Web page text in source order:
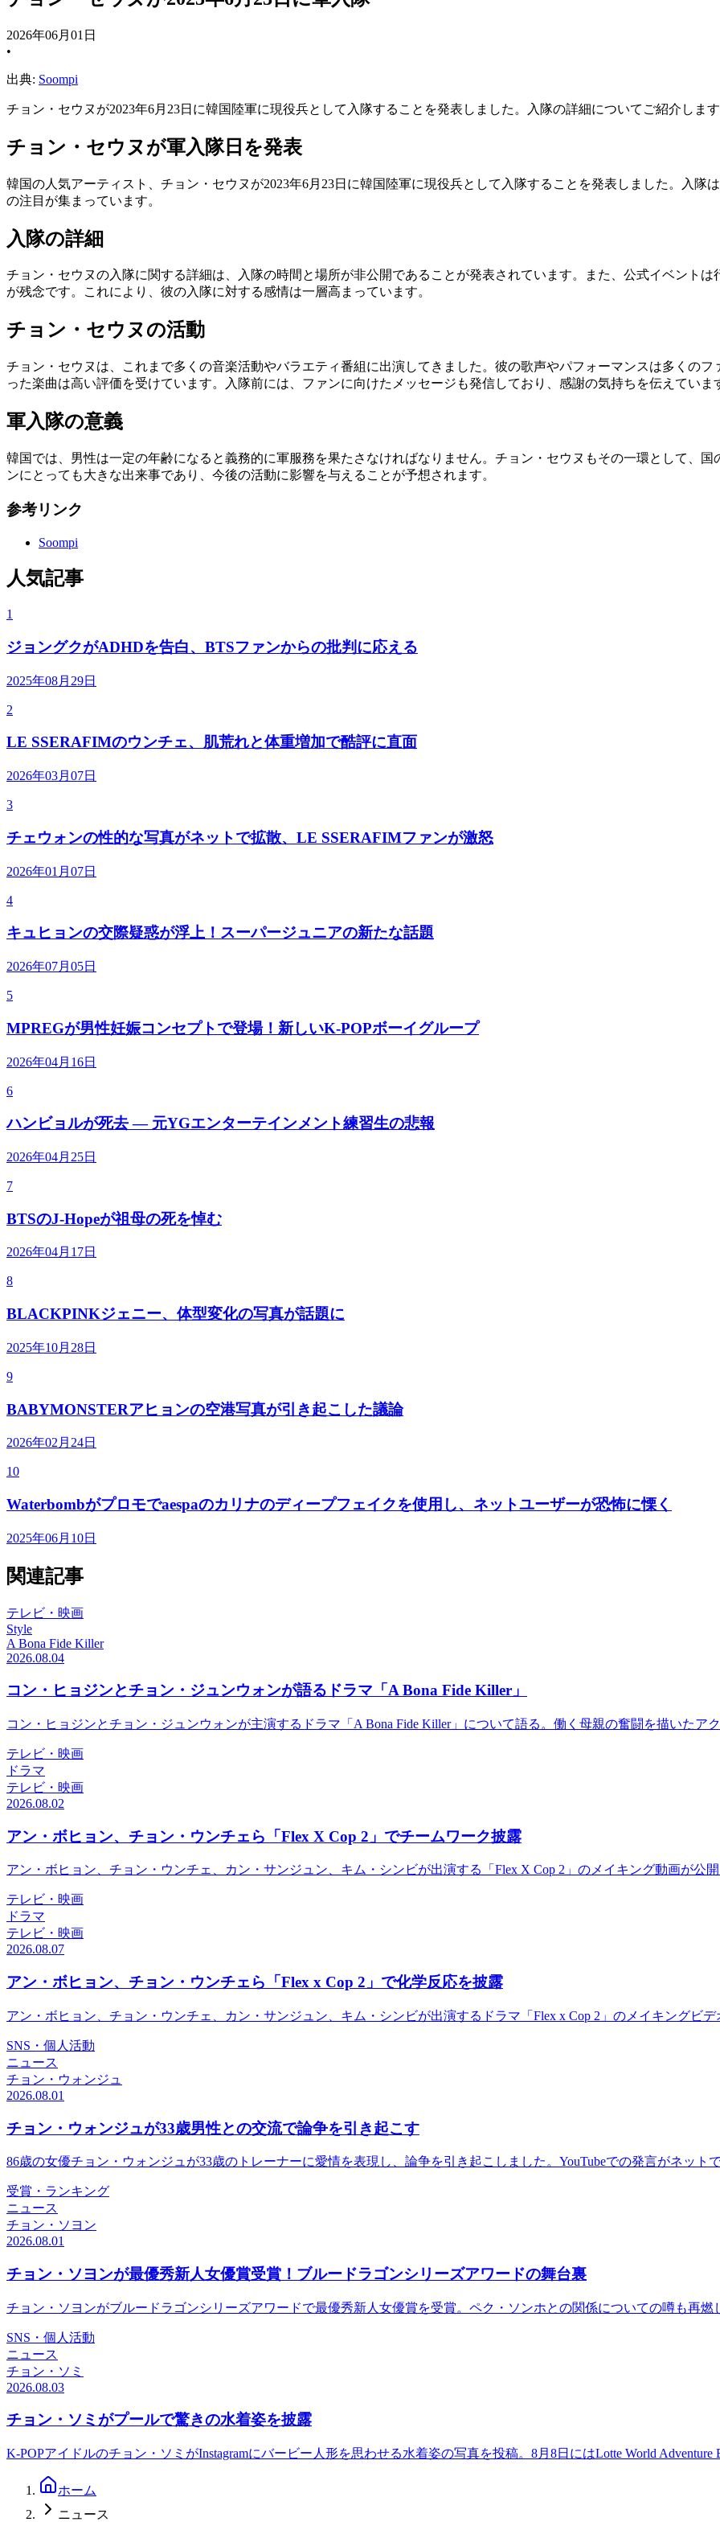
2026年06月01日
•
出典: Soompi
チョン・セウヌが2023年6月23日に韓国陸軍に現役兵として入隊することを発表しました。入隊の詳細についてご紹介します
チョン・セウヌが軍入隊日を発表
韓国の人気アーティスト、チョン・セウヌが2023年6月23日に韓国陸軍に現役兵として入隊することを発表しました。入隊
の注目が集まっています。
入隊の詳細
チョン・セウヌの入隊に関する詳細は、入隊の時間と場所が非公開であることが発表されています。また、公式イベント
が残念です。これにより、彼の入隊に対する感情は一層高まっています。
チョン・セウヌの活動
チョン・セウヌは、これまで多くの音楽活動やバラエティ番組に出演してきました。彼の歌声やパフォーマンスは多くの
った楽曲は高い評価を受けています。入隊前には、ファンに向けたメッセージも発信しており、感謝の気持ちを伝えていま
軍入隊の意義
韓国では、男性は一定の年齢になると義務的に軍服務を果たさなければなりません。チョン・セウヌもその一環として、
ンにとっても大きな出来事であり、今後の活動に影響を与えることが予想されます。
参考リンク
Soompi
人気記事
1
ジョングクがADHDを告白、BTSファンからの批判に応える
2025年08月29日
2
LE SSERAFIMのウンチェ、肌荒れと体重増加で酷評に直面
2026年03月07日
3
チェウォンの性的な写真がネットで拡散、LE SSERAFIMファンが激怒
2026年01月07日
4
キュヒョンの交際疑惑が浮上！スーパージュニアの新たな話題
2026年07月05日
5
MPREGが男性妊娠コンセプトで登場！新しいK-POPボーイグループ
2026年04月16日
6
ハンビョルが死去 — 元YGエンターテインメント練習生の悲報
2026年04月25日
7
BTSのJ-Hopeが祖母の死を悼む
2026年04月17日
8
BLACKPINKジェニー、体型変化の写真が話題に
2025年10月28日
9
BABYMONSTERアヒョンの空港写真が引き起こした議論
2026年02月24日
10
Waterbombがプロモでaespaのカリナのディープフェイクを使用し、ネットユーザーが恐怖に慄く
2025年06月10日
関連記事
テレビ・映画
Style
A Bona Fide Killer
2026.08.04
コン・ヒョジンとチョン・ジュンウォンが語るドラマ「A Bona Fide Killer」
コン・ヒョジンとチョン・ジュンウォンが主演するドラマ「A Bona Fide Killer」について語る。働く母親の奮闘を描いたア
テレビ・映画
ドラマ
テレビ・映画
2026.08.02
アン・ボヒョン、チョン・ウンチェら「Flex X Cop 2」でチームワーク披露
アン・ボヒョン、チョン・ウンチェ、カン・サンジュン、キム・シンビが出演する「Flex X Cop 2」のメイキング動画が公
テレビ・映画
ドラマ
テレビ・映画
2026.08.07
アン・ボヒョン、チョン・ウンチェら「Flex x Cop 2」で化学反応を披露
アン・ボヒョン、チョン・ウンチェ、カン・サンジュン、キム・シンビが出演するドラマ「Flex x Cop 2」のメイキングビ
SNS・個人活動
ニュース
チョン・ウォンジュ
2026.08.01
チョン・ウォンジュが33歳男性との交流で論争を引き起こす
86歳の女優チョン・ウォンジュが33歳のトレーナーに愛情を表現し、論争を引き起こしました。YouTubeでの発言がネットで
受賞・ランキング
ニュース
チョン・ソヨン
2026.08.01
チョン・ソヨンが最優秀新人女優賞受賞！ブルードラゴンシリーズアワードの舞台裏
チョン・ソヨンがブルードラゴンシリーズアワードで最優秀新人女優賞を受賞。ペク・ソンホとの関係についての噂も再燃
SNS・個人活動
ニュース
チョン・ソミ
2026.08.03
チョン・ソミがプールで驚きの水着姿を披露
K-POPアイドルのチョン・ソミがInstagramにバービー人形を思わせる水着姿の写真を投稿。8月8日にはLotte World Adventure
ホーム
ニュース